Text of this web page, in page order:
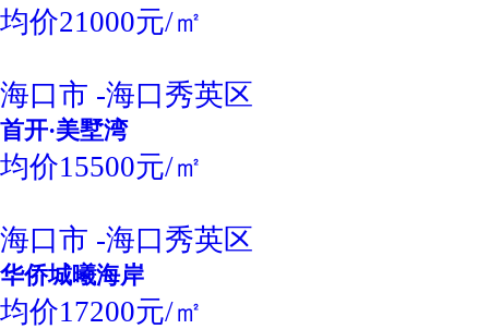
均价21000元/㎡
海口市 -海口秀英区
首开·美墅湾
均价15500元/㎡
海口市 -海口秀英区
华侨城曦海岸
均价17200元/㎡